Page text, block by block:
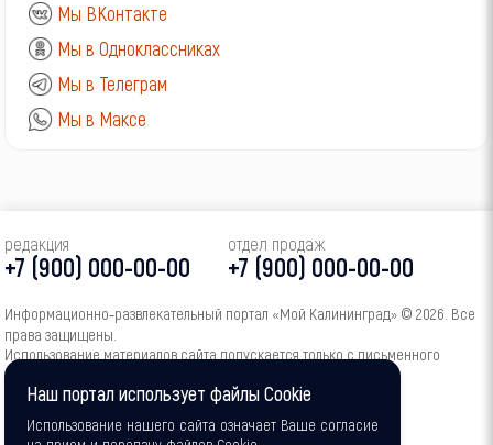
Мы ВКонтакте
Мы в Одноклассниках
Мы в Телеграм
Мы в Максе
редакция
+7 (900) 000-00-00
отдел продаж
+7 (900) 000-00-00
Информационно‑развлекательный портал «Мой Калининград» © 2026. Все
права защищены.
Использование материалов сайта допускается только с письменного
согласия администрации портала.
16+
Наш портал использует файлы Cookie
Использование нашего сайта означает Ваше согласие